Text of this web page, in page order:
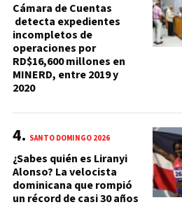
Cámara de Cuentas
detecta expedientes
incompletos de
operaciones por
RD$16,600 millones en
MINERD, entre 2019 y
2020
SANTO DOMINGO 2026
¿Sabes quién es Liranyi
Alonso? La velocista
dominicana que rompió
un récord de casi 30 años